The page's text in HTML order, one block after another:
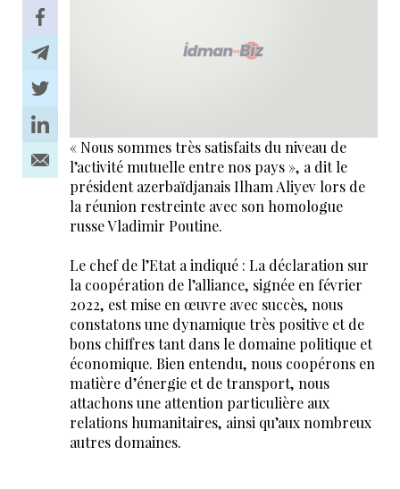
« Nous sommes très satisfaits du niveau de
l’activité mutuelle entre nos pays », a dit le
président azerbaïdjanais Ilham Aliyev lors de
la réunion restreinte avec son homologue
russe Vladimir Poutine.
Le chef de l’Etat a indiqué : La déclaration sur
la coopération de l’alliance, signée en février
2022, est mise en œuvre avec succès, nous
constatons une dynamique très positive et de
bons chiffres tant dans le domaine politique et
économique. Bien entendu, nous coopérons en
matière d’énergie et de transport, nous
attachons une attention particulière aux
relations humanitaires, ainsi qu’aux nombreux
autres domaines.